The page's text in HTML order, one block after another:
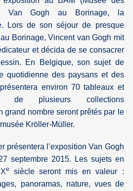
Van Gogh au Borinage, la
Lors de son séjour de presque
Borinage, Vincent van Gogh mit
et décida de se consacrer
En Belgique, son sujet de
quotidienne des paysans et des
environ 70 tableaux et
de plusieurs collections
grand nombre seront prêtés par le
Kröller-Müller.
présentera l’exposition Van Gogh
septembre 2015. Les sujets en
e
siècle seront mis en valeur :
panoramas, nature, vues de